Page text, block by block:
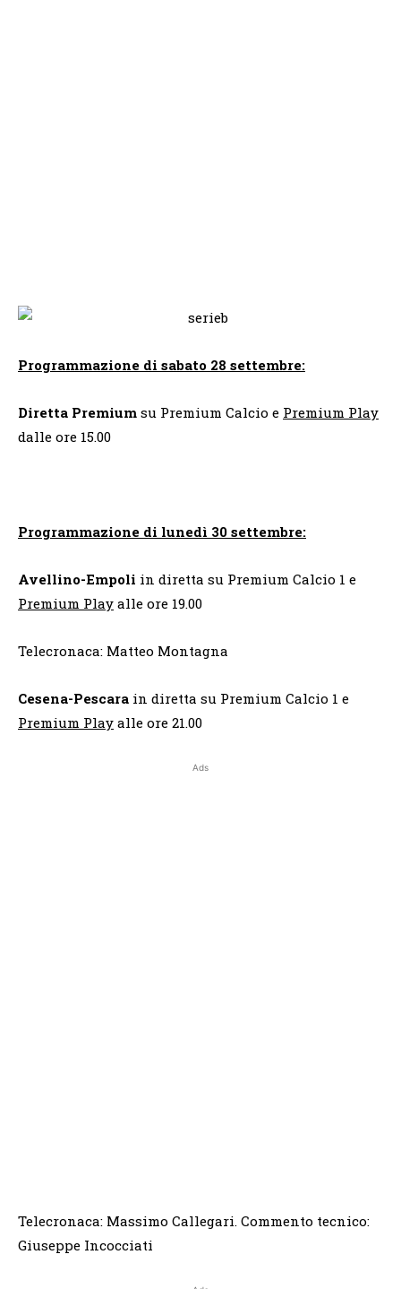
Programmazione di sabato 28 settembre:
Diretta Premium su Premium Calcio e Premium Play
dalle ore 15.00
Programmazione di lunedì 30 settembre:
Avellino-Empoli in diretta su Premium Calcio 1 e
Premium Play alle ore 19.00
Telecronaca: Matteo Montagna
Cesena-Pescara in diretta su Premium Calcio 1 e
Premium Play alle ore 21.00
Ads
Telecronaca: Massimo Callegari. Commento tecnico:
Giuseppe Incocciati